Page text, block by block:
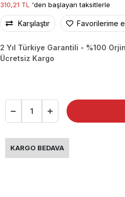
310,21 TL 'den başlayan taksitlerle
Karşılaştır Favorilerime
2 Yıl Türkiye Garantili - %100
Ücretsiz Kargo
KARGO BEDAVA